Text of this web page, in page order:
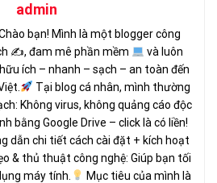
admin
bạn! Mình là một blogger công
✍, đam mê phần mềm
và luôn
ích – nhanh – sạch – an toàn đến
Tại blog cá nhân, mình thường
Không virus, không quảng cáo độc
bằng Google Drive – click là có liền!
dẫn chi tiết cách cài đặt + kích hoạt
& thủ thuật công nghệ: Giúp bạn tối
máy tính.
Mục tiêu của mình là